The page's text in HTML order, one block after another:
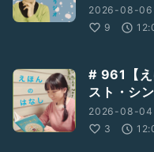
#ひとり語り#石井舞
#えほんのはなし
#絵
2026-08-06
9
# 961【
スト・シ
2026-08-04
3